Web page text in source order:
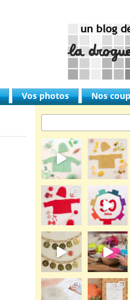
Vos photos Nos